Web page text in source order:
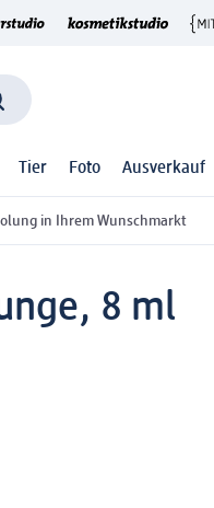
Tier Foto Ausverkauf
in Ihrem Wunschmarkt
8 ml